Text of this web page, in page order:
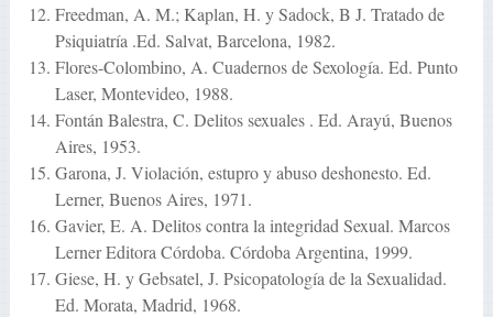
Freedman, A. M.; Kaplan, H. y Sadock, B J. Tratado de
Psiquiatría .Ed. Salvat, Barcelona, 1982.
Flores-Colombino, A. Cuadernos de Sexología. Ed. Punto
Laser, Montevideo, 1988.
Fontán Balestra, C. Delitos sexuales . Ed. Arayú, Buenos
Aires, 1953.
Garona, J. Violación, estupro y abuso deshonesto. Ed.
Lerner, Buenos Aires, 1971.
Gavier, E. A. Delitos contra la integridad Sexual. Marcos
Lerner Editora Córdoba. Córdoba Argentina, 1999.
Giese, H. y Gebsatel, J. Psicopatología de la Sexualidad.
Ed. Morata, Madrid, 1968.